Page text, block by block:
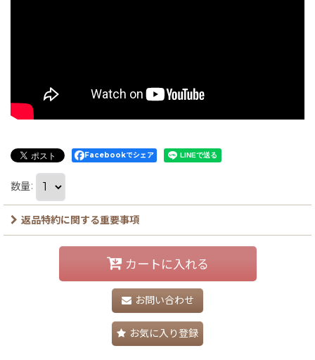
Facebookでシェア
数量:
返品特約に関する重要事項
カートに入れる
お問い合わせ
お気に入り登録